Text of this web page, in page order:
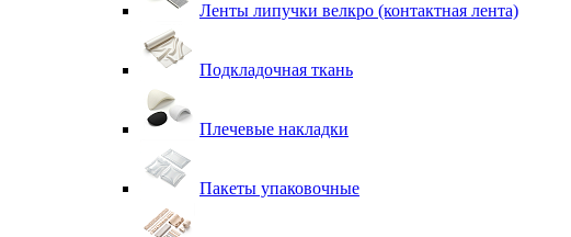
Ленты липучки велкро (контактная лента)
Подкладочная ткань
Плечевые накладки
Пакеты упаковочные